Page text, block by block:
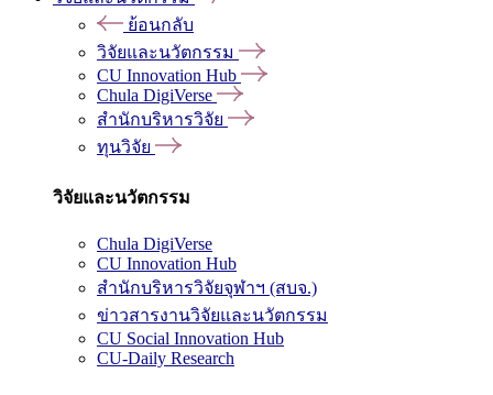
ย้อนกลับ
วิจัยและนวัตกรรม
CU Innovation Hub
Chula DigiVerse
สำนักบริหารวิจัย
ทุนวิจัย
วิจัยและนวัตกรรม
Chula DigiVerse
CU Innovation Hub
สำนักบริหารวิจัยจุฬาฯ (สบจ.)
ข่าวสารงานวิจัยและนวัตกรรม
CU Social Innovation Hub
CU-Daily Research